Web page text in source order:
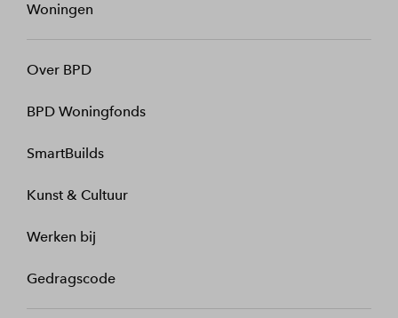
Woningen
Over BPD
BPD Woningfonds
SmartBuilds
Kunst & Cultuur
Werken bij
Gedragscode